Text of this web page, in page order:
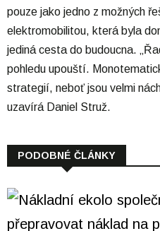
pouze jako jedno z možných
elektromobilitou, která byla
jediná cesta do budoucna.
pohledu upouští.
strategií, neboť jsou velmi
uzavírá Daniel Struž.
PODOBNÉ ČLÁNKY